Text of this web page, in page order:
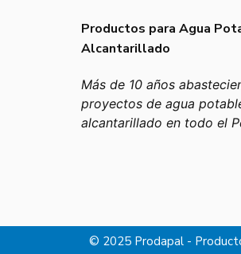
Productos para Agua
Alcantarillado
Más de 10 años
proyectos de agua
alcantarillado en todo el
© 2025 Prodapal -